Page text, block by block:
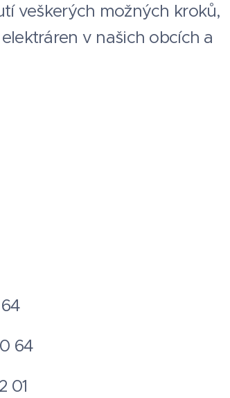
veškerých možných kroků,
v našich obcích a
64
01